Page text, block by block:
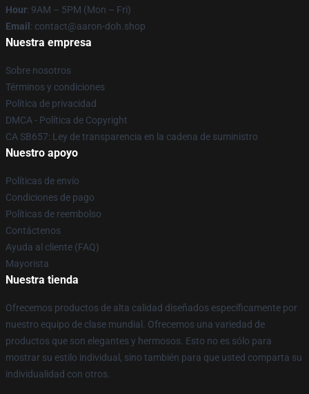
Hour: 9AM – 5PM (Mon – Fri)
Email : contact@aaron-doh.shop
Nuestra empresa
Sobre nosotros
Términos y condiciones
Política de privacidad
DMCA - Política de Copyright
CA SB657: Ley de transparencia en la cadena de suministro
Nuestro apoyo
Políticas de envío
Condiciones de pago
Políticas de reembolso
Contáctenos
Ayuda al cliente (FAQ)
Mayorista
Nuestra tienda
Ofrecemos productos de alta calidad diseñados específicamente por
nuestro equipo de clase mundial. Ofrecemos una variedad de
productos que son elegantes y hermosos. Esto no es sólo para
mostrar su estilo individual, sino también para que usted comparta su
individualidad con otros.